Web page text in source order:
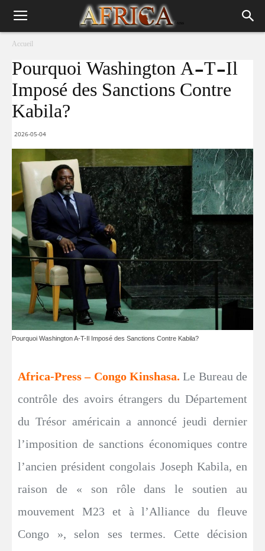
Accueil
Pourquoi Washington A-T-Il
Imposé des Sanctions Contre
Kabila?
2026-05-04
Pourquoi Washington A-T-Il Imposé des Sanctions Contre Kabila?
Africa-Press – Congo Kinshasa.Le Bureau de
contrôle des avoirs étrangers du Département
du Trésor américain a annoncé jeudi dernier
l’imposition de sanctions économiques contre
l’ancien président congolais Joseph Kabila, en
raison de « son rôle dans le soutien au
mouvement M23 et à l’Alliance du fleuve
Congo », selon ses termes. Cette décision